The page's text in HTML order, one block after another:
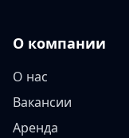
О компании
О нас
Вакансии
Аренда